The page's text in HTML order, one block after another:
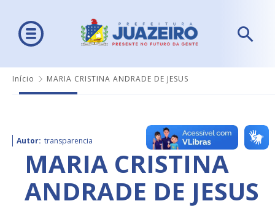
Início MARIA CRISTINA ANDRADE DE JESUS
Autor: transparencia
MARIA CRISTINA
ANDRADE DE JESUS